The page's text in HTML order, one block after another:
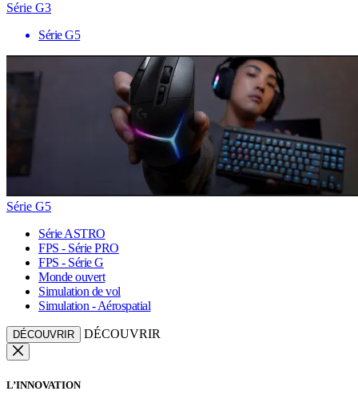
Série G3
Série G5
Série G5
Série ASTRO
FPS - Série PRO
FPS - Série G
Monde ouvert
Simulation de vol
Simulation - Aérospatial
DÉCOUVRIR DÉCOUVRIR
L’INNOVATION